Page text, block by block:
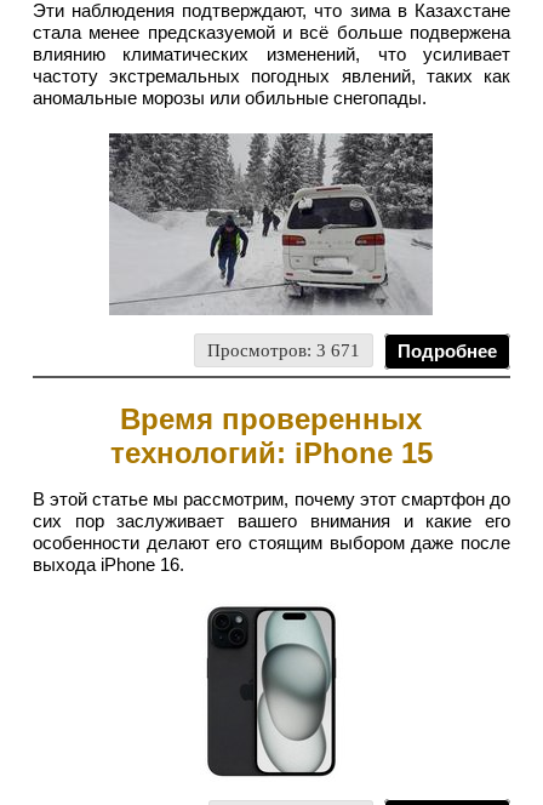
Эти наблюдения подтверждают, что зима в Казахстане
стала менее предсказуемой и всё больше подвержена
влиянию климатических изменений, что усиливает
частоту экстремальных погодных явлений, таких как
аномальные морозы или обильные снегопады.
Просмотров: 3 671 Подробнее
Время проверенных
технологий: iPhone 15
В этой статье мы рассмотрим, почему этот смартфон до
сих пор заслуживает вашего внимания и какие его
особенности делают его стоящим выбором даже после
выхода iPhone 16.